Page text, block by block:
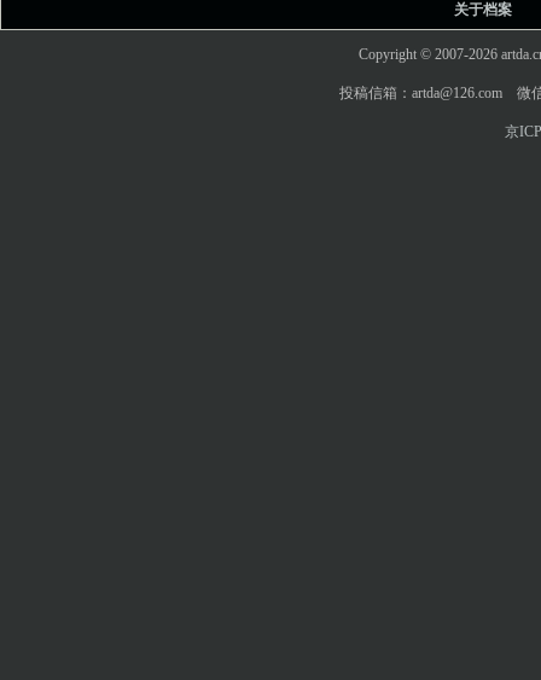
关于档案
Copyright © 2007-2026
投稿信箱：artda@126.com 微
京